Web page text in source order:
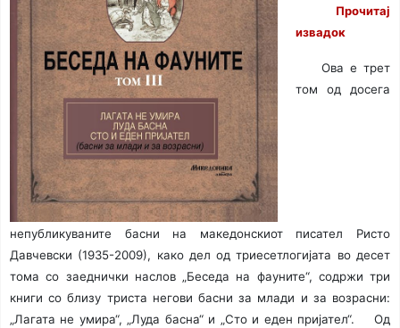
Прочитај
извадок
Ова е трет
том од досега
непубликуваните басни на македонскиот писател Ристо
Давчевски (1935-2009), како дел од триесетлогијата во десет
тома со заеднички наслов „Беседа на фауните“, содржи три
книги со близу триста негови басни за млади и за возрасни:
„Лагата не умира“, „Луда басна“ и „Сто и еден пријател“. Од